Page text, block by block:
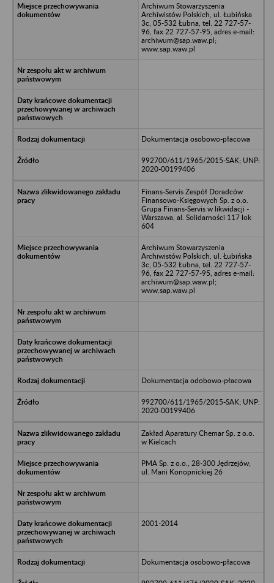
Archiwum Stowarzyszenia
Archiwistów Polskich, ul. Łubińska
3c, 05-532 Łubna, tel. 22 727-57-
96, fax 22 727-57-95, adres e-mail:
archiwum@sap.waw.pl;
www.sap.waw.pl
Dokumentacja osobowo-płacowa
992700/611/1965/2015-SAK; UNP:
2020-00199406
Finans-Servis Zespół Doradców
Finansowo-Księgowych Sp. z o.o.
Grupa Finans-Servis w likwidacji -
Warszawa, al. Solidarności 117 lok
604
Archiwum Stowarzyszenia
Archiwistów Polskich, ul. Łubińska
3c, 05-532 Łubna, tel. 22 727-57-
96, fax 22 727-57-95, adres e-mail:
archiwum@sap.waw.pl;
www.sap.waw.pl
Dokumentacja odobowo-płacowa
992700/611/1965/2015-SAK; UNP:
2020-00199406
Zakład Aparatury Chemar Sp. z o.o.
w Kielcach
PMA Sp. z o.o., 28-300 Jędrzejów;
ul. Marii Konopnickiej 26
2001-2014
Dokumentacja osobowo-płacowa